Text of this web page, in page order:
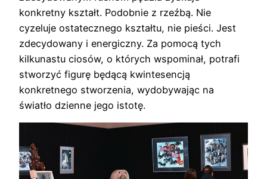
konkretny kształt. Podobnie z rzeźbą. Nie
cyzeluje ostatecznego kształtu, nie pieści. Jest
zdecydowany i energiczny. Za pomocą tych
kilkunastu ciosów, o których wspominał, potrafi
stworzyć figurę będącą kwintesencją
konkretnego stworzenia, wydobywając na
światło dzienne jego istotę.